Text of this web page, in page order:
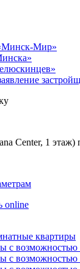
Мир»
Center, 1
online
квартиры
с
с